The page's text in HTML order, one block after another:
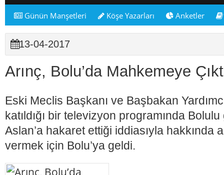
Günün Manşetleri Köşe Yazarları Anketler
13-04-2017
Arınç, Bolu’da Mahkemeye
Eski Meclis Başkanı ve Başbakan
katıldığı bir televizyon programında
Aslan’a hakaret ettiği iddiasıyla hakkında
vermek için Bolu’ya geldi.